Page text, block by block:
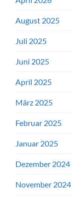
August 2025
Juli 2025
Juni 2025
April 2025
März 2025
Februar 2025
Januar 2025
Dezember 2024
November 2024